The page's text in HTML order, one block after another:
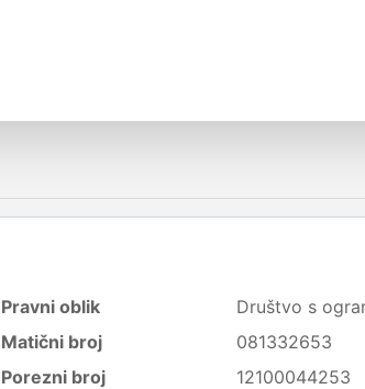
Pravni oblik
Društvo s
Matični broj
081332653
Porezni broj
12100044253